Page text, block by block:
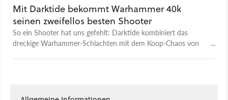
Mit Darktide bekommt Warhammer 40k
seinen zweifellos besten Shooter
So ein Shooter hat uns gefehlt: Darktide kombiniert das
dreckige Warhammer-Schlachten mit dem Koop-Chaos von